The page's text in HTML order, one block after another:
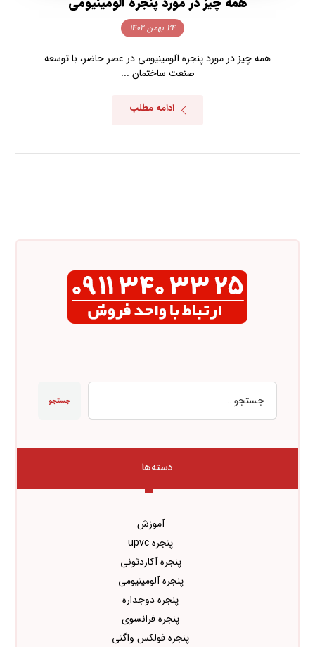
۲۴ بهمن ۱۴۰۲
همه چیز در مورد پنجره آلومینیومی در عصر حاضر، با توسعه
صنعت ساختمان ...
ادامه مطلب
جستجو
دسته‌ها
آموزش
پنجره upvc
پنجره آکاردئونی
پنجره آلومینیومی
پنجره دوجداره
پنجره فرانسوی
پنجره فولکس واگنی